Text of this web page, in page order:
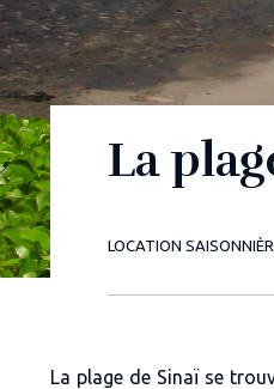
La
LOCATION
La plage de Sinaï se